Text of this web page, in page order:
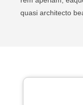
quasi architecto